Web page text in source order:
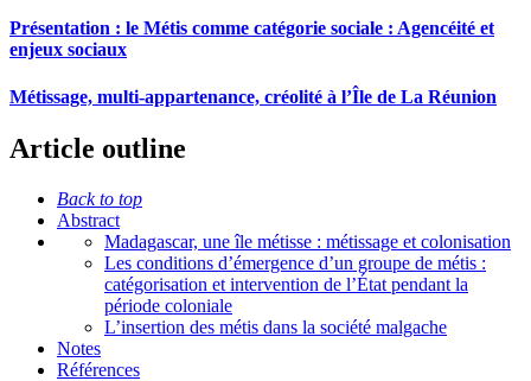
Présentation : le Métis comme catégorie sociale : Agencéité et
enjeux sociaux
Métissage, multi-appartenance, créolité à l’Île de La Réunion
Article outline
Back to top
Abstract
Madagascar, une île métisse : métissage et colonisation
Les conditions d’émergence d’un groupe de métis :
catégorisation et intervention de l’État pendant la
période coloniale
L’insertion des métis dans la société malgache
Notes
Références